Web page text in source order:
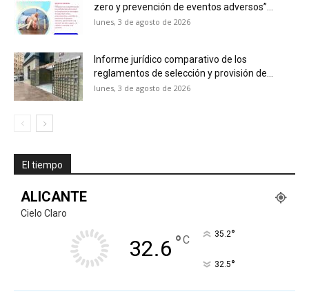
zero y prevención de eventos adversos”...
lunes, 3 de agosto de 2026
Informe jurídico comparativo de los
reglamentos de selección y provisión de...
lunes, 3 de agosto de 2026
El tiempo
ALICANTE
Cielo Claro
32.6 °C 35.2°
32.5°